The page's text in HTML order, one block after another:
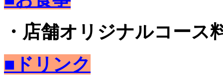
・店舗オリジナルコース
■ドリンク